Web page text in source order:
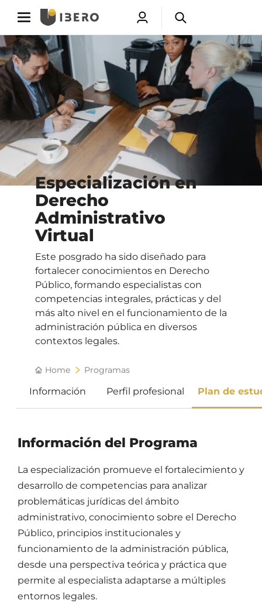
Saltar
a
contenido
principal
Toggle
navigation
Toggle
navigation
Abrir
menú
de
usuarios
Abrir
buscador
Especialización en
Derecho
Administrativo
Virtual
Este posgrado ha sido diseñado para
fortalecer conocimientos en Derecho
Público, formando especialistas con
competencias integrales, prácticas y del
más alto nivel en el funcionamiento de la
administración pública en diversos
contextos legales.
Home Programas
Información Perfil profesional Plan de
Información del Programa
La especialización promueve el fortalecimiento y
desarrollo de competencias para analizar
problemáticas jurídicas del ámbito
administrativo, conocimiento sobre el Derecho
Público, principios institucionales y
funcionamiento de la administración pública,
desde una perspectiva teórica y práctica que
permite al especialista adaptarse a múltiples
entornos legales.